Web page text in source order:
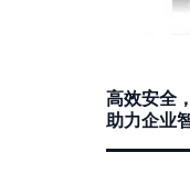
高效安全
助力企业